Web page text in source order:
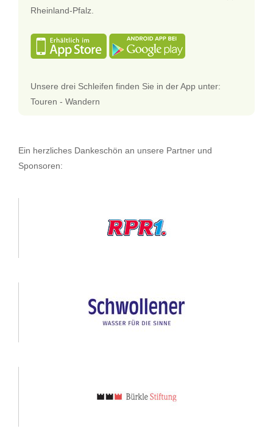
Rheinland-Pfalz.
Unsere drei Schleifen finden Sie in der App unter:
Touren - Wandern
Ein herzliches Dankeschön an unsere Partner und
Sponsoren: